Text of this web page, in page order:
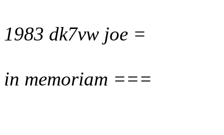
1983 dk7vw joe =
in memoriam ===